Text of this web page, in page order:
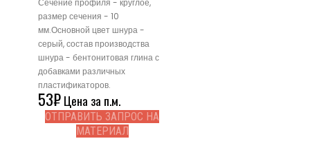
размер сечения - 10
мм.Основной цвет шнура -
серый, состав производства
шнура - бентонитовая глина с
добавками различных
пластификаторов.
53₽Цена за п.м.
ОТПРАВИТЬ ЗАПРОС НА
МАТЕРИАЛ